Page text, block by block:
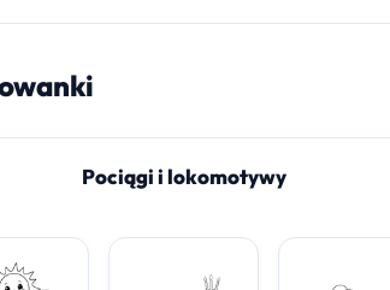
Pociągi i lokomotywy